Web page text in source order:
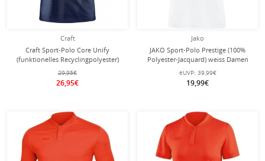
Craft
Craft Sport-Polo Core Unify
(funktionelles Recyclingpolyester)
melangeblau Herren
29,95€
26,95€
Jako
JAKO Sport-Polo Prestige (100%
Polyester-Jacquard) weiss Damen
eUVP: 39,99€
19,99€